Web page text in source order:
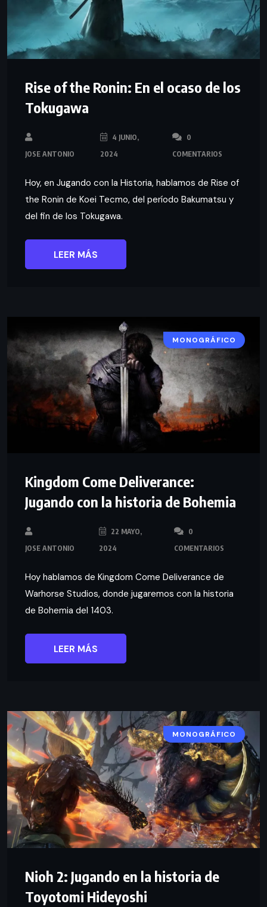
Rise of the Ronin: En el ocaso de los
Tokugawa
JOSE ANTONIO
4 JUNIO,
2024
0
COMENTARIOS
Hoy, en Jugando con la Historia, hablamos de Rise of
the Ronin de Koei Tecmo, del período Bakumatsu y
del fin de los Tokugawa.
LEER MÁS
MONOGRÁFICO
Kingdom Come Deliverance:
Jugando con la historia de Bohemia
JOSE ANTONIO
22 MAYO,
2024
0
COMENTARIOS
Hoy hablamos de Kingdom Come Deliverance de
Warhorse Studios, donde jugaremos con la historia
de Bohemia del 1403.
LEER MÁS
MONOGRÁFICO
Nioh 2: Jugando en la historia de
Toyotomi Hideyoshi